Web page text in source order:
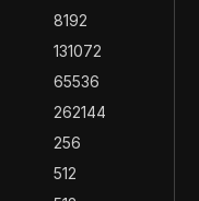
8192
131072
65536
262144
256
512